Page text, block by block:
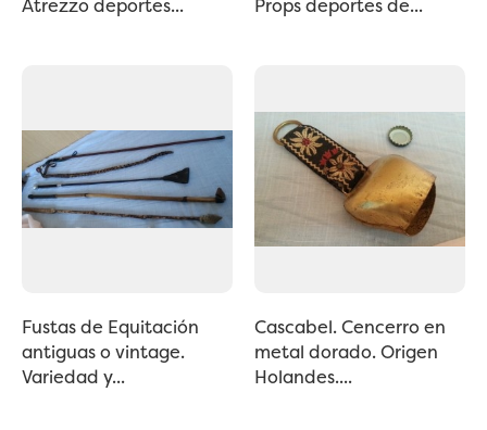
Atrezzo deportes...
Props deportes de...
Fustas de Equitación
antiguas o vintage.
Variedad y...
Cascabel. Cencerro en
metal dorado. Origen
Holandes....